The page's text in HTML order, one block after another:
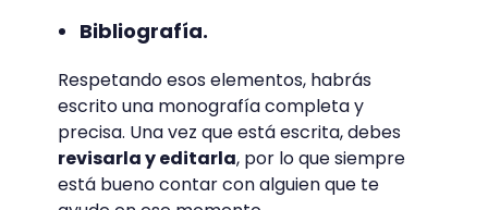
Bibliografía.
Respetando esos elementos, habrás
escrito una monografía completa y
precisa. Una vez que está escrita, debes
revisarla y editarla, por lo que siempre
está bueno contar con alguien que te